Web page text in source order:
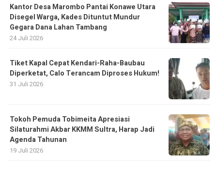
Kantor Desa Marombo Pantai Konawe Utara
Disegel Warga, Kades Dituntut Mundur
Gegara Dana Lahan Tambang
24 Juli 2026
Tiket Kapal Cepat Kendari-Raha-Baubau
Diperketat, Calo Terancam Diproses Hukum!
31 Juli 2026
Tokoh Pemuda Tobimeita Apresiasi
Silaturahmi Akbar KKMM Sultra, Harap Jadi
Agenda Tahunan
19 Juli 2026